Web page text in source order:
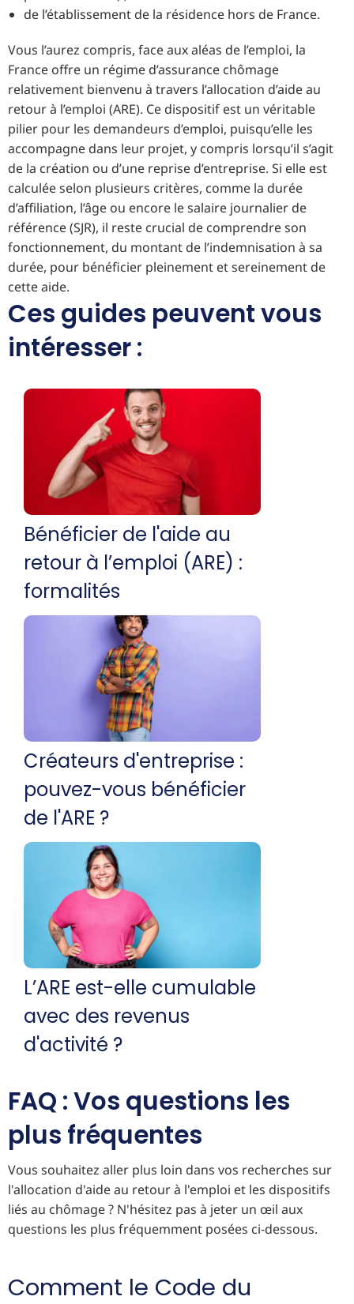
de l’établissement de la résidence hors de France.
Vous l’aurez compris, face aux aléas de l’emploi, la
France offre un régime d’assurance chômage
relativement bienvenu à travers l’allocation d’aide au
retour à l’emploi (ARE). Ce dispositif est un véritable
pilier pour les demandeurs d’emploi, puisqu’elle les
accompagne dans leur projet, y compris lorsqu’il s’agit
de la création ou d’une reprise d’entreprise. Si elle est
calculée selon plusieurs critères, comme la durée
d’affiliation, l’âge ou encore le salaire journalier de
référence (SJR), il reste crucial de comprendre son
fonctionnement, du montant de l’indemnisation à sa
durée, pour bénéficier pleinement et sereinement de
cette aide.
Ces guides peuvent vous
intéresser :
Bénéficier de l'aide au
retour à l’emploi (ARE) :
formalités
Créateurs d'entreprise :
pouvez-vous bénéficier
de l'ARE ?
L’ARE est-elle cumulable
avec des revenus
d'activité ?
FAQ : Vos questions les
plus fréquentes
Vous souhaitez aller plus loin dans vos recherches sur
l'allocation d'aide au retour à l'emploi et les dispositifs
liés au chômage ? N'hésitez pas à jeter un œil aux
questions les plus fréquemment posées ci-dessous.
Comment le Code du